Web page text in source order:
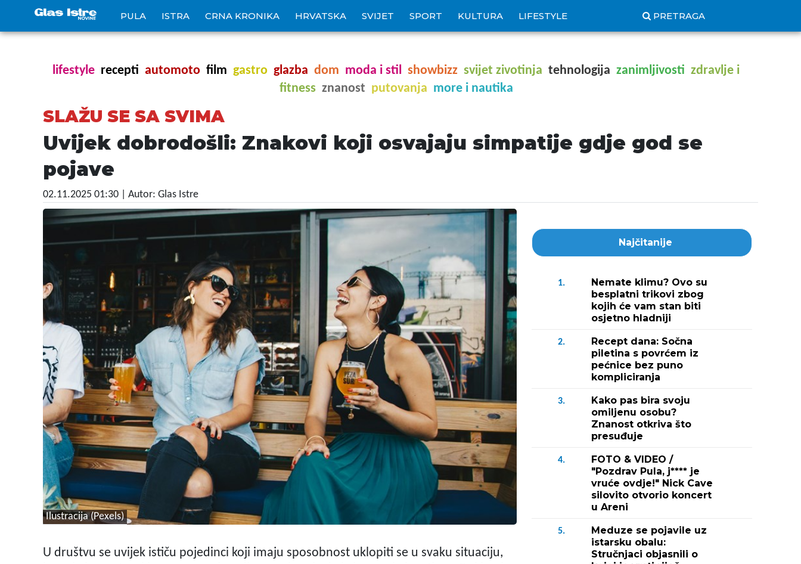
PULA ISTRA CRNA KRONIKA HRVATSKA SVIJET SPORT KULTURA LIFESTYLE PRETRAGA
lifestyle recepti automoto film gastro glazba dom moda i stil showbizz svijet zivotinja tehnologija zanimljivosti zdravlje i
fitness znanost putovanja more i nautika
SLAŽU SE SA SVIMA
Uvijek dobrodošli: Znakovi koji osvajaju simpatije gdje god se
pojave
02.11.2025 01:30 | Autor: Glas Istre
Ilustracija (Pexels)
U društvu se uvijek ističu pojedinci koji imaju sposobnost uklopiti se u svaku situaciju,
Najčitanije
1.
Nemate klimu? Ovo su
besplatni trikovi zbog
kojih će vam stan biti
osjetno hladniji
2.
Recept dana: Sočna
piletina s povrćem iz
pećnice bez puno
kompliciranja
3.
Kako pas bira svoju
omiljenu osobu?
Znanost otkriva što
presuđuje
4.
FOTO & VIDEO /
"Pozdrav Pula, j**** je
vruće ovdje!" Nick Cave
silovito otvorio koncert
u Areni
5.
Meduze se pojavile uz
istarsku obalu:
Stručnjaci objasnili o